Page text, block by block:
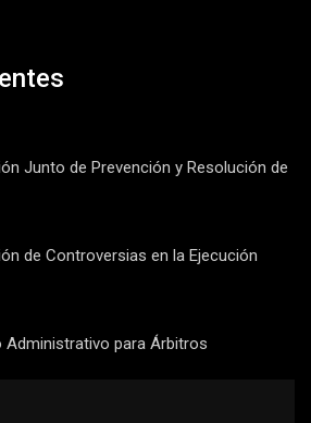
Junto de Prevención y Resolución de
de Controversias en la Ejecución
Administrativo para Árbitros